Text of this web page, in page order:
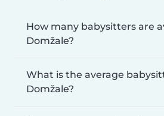
How many babysitters are
Domžale?
What is the average
Domžale?